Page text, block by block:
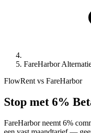
FareHarbor
FlowRent vs FareHarbor
Stop met 6%
FareHarbor neemt 6%